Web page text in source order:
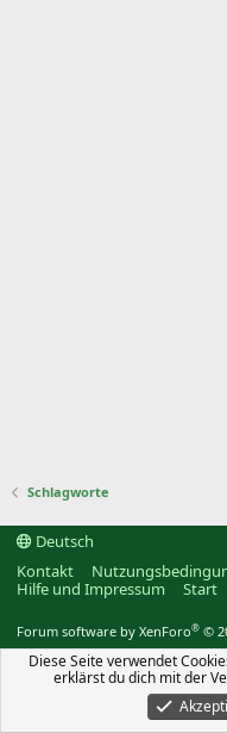
Schlagworte
Deutsch
Kontakt
Hilfe und Impressum
Start
Forum software by XenForo® ©
Diese Seite verwendet
erklärst du dich mit der